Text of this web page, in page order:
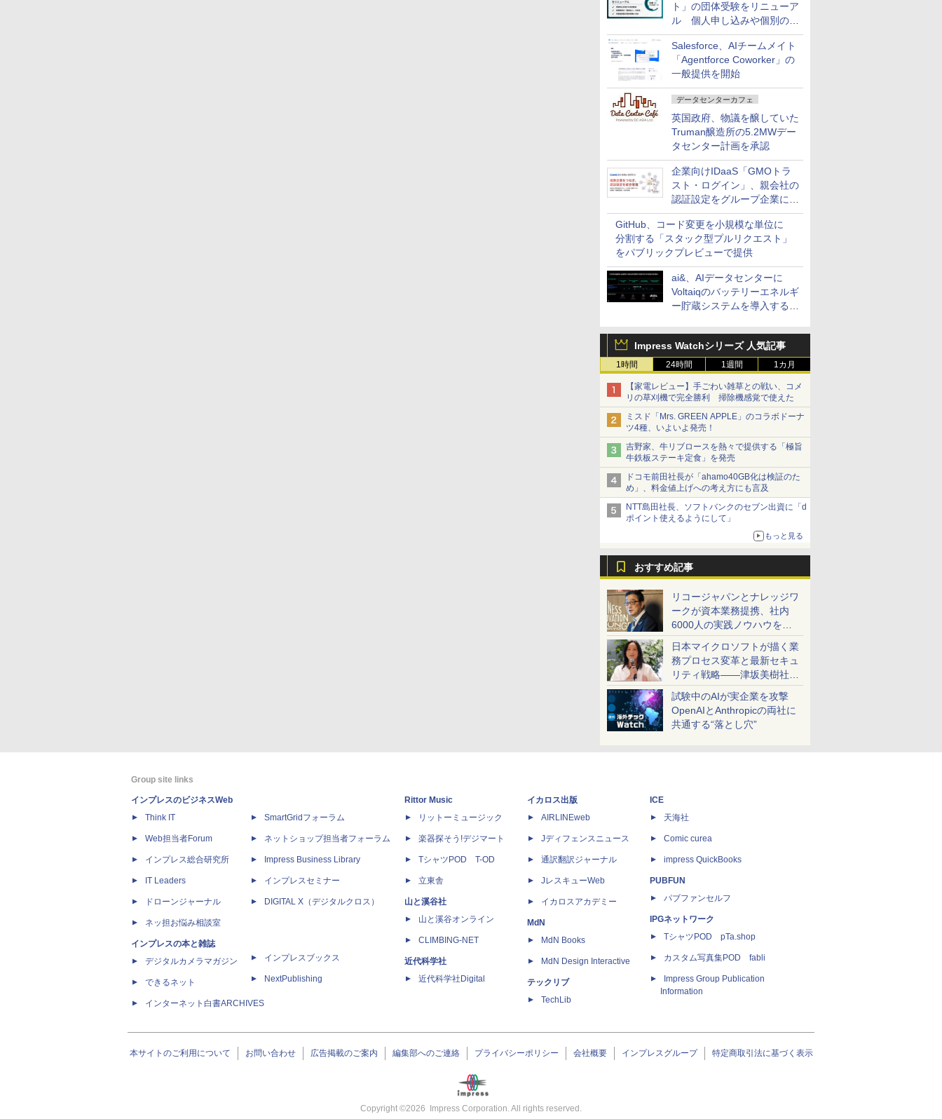
ト」の団体受験をリニューア
ル 個人申し込みや個別の支
払いなどに対応
Salesforce、AIチームメイト
「Agentforce Coworker」の
一般提供を開始
データセンターカフェ
英国政府、物議を醸していた
Truman醸造所の5.2MWデー
タセンター計画を承認
企業向けIDaaS「GMOトラ
スト・ログイン」、親会社の
認証設定をグループ企業に展
開できる新機能を提供
GitHub、コード変更を小規模な単位に
分割する「スタック型プルリクエスト」
をパブリックプレビューで提供
ai&、AIデータセンターに
Voltaiqのバッテリーエネルギ
ー貯蔵システムを導入する計
Impress Watchシリーズ 人気記事
1時間 24時間 1週間 1カ月
【家電レビュー】手ごわい雑草との戦い、コメ
リの草刈機で完全勝利 掃除機感覚で使えた
ミスド「Mrs. GREEN APPLE」のコラボドーナ
ツ4種、いよいよ発売！
吉野家、牛リブロースを熱々で提供する「極旨
牛鉄板ステーキ定食」を発売
ドコモ前田社長が「ahamo40GB化は検証のた
め」、料金値上げへの考え方にも言及
NTT島田社長、ソフトバンクのセブン出資に「d
ポイント使えるようにして」
もっと見る
おすすめ記事
リコージャパンとナレッジワ
ークが資本業務提携、社内
6000人の実践ノウハウを生
かした「AI商談記録 for
RICOH」を展開へ
日本マイクロソフトが描く業
務プロセス変革と最新セキュ
リティ戦略――津坂美樹社長
が2027年度戦略を説明
試験中のAIが実企業を攻撃
OpenAIとAnthropicの両社に
共通する“落とし穴”
Group site links
インプレスのビジネスWeb
Think IT
Web担当者Forum
インプレス総合研究所
IT Leaders
ドローンジャーナル
ネッ担お悩み相談室
インプレスの本と雑誌
デジタルカメラマガジン
できるネット
インターネット白書ARCHIVES
SmartGridフォーラム
ネットショップ担当者フォーラム
Impress Business Library
インプレスセミナー
DIGITAL X（デジタルクロス）
インプレスブックス
NextPublishing
Rittor Music
リットーミュージック
楽器探そう!デジマート
TシャツPOD T-OD
立東舎
山と溪谷社
山と溪谷オンライン
CLIMBING-NET
近代科学社
近代科学社Digital
イカロス出版
AIRLINEweb
Jディフェンスニュース
通訳翻訳ジャーナル
JレスキューWeb
イカロスアカデミー
MdN
MdN Books
MdN Design Interactive
テックリブ
TechLib
ICE
天海社
Comic curea
impress QuickBooks
PUBFUN
パブファンセルフ
IPGネットワーク
TシャツPOD pTa.shop
カスタム写真集POD fabli
Impress Group Publication
Information
本サイトのご利用について お問い合わせ 広告掲載のご案内 編集部へのご連絡 プライバシーポリシー 会社概要 インプレスグループ 特定商取引法に基づく表示
Copyright ©2026 Impress Corporation. All rights reserved.